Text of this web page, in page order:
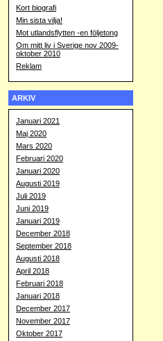
Kort biografi
Min sista vilja!
Mot utlandsflytten -en följetong
Om mitt liv i Sverige nov 2009-
oktober 2010
Reklam
ARKIV
Januari 2021
Maj 2020
Mars 2020
Februari 2020
Januari 2020
Augusti 2019
Juli 2019
Juni 2019
Januari 2019
December 2018
September 2018
Augusti 2018
April 2018
Februari 2018
Januari 2018
December 2017
November 2017
Oktober 2017